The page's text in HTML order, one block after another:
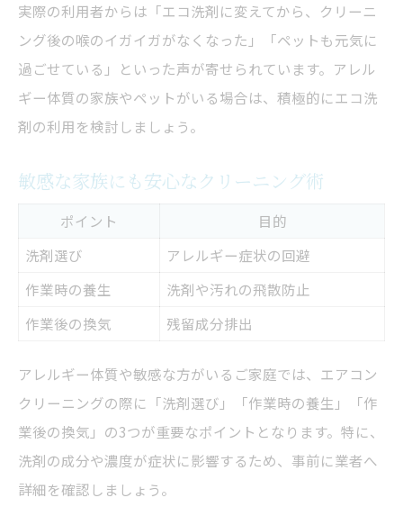
実際の利用者からは「エコ洗剤に変えてから、クリーニ
ング後の喉のイガイガがなくなった」「ペットも元気に
過ごせている」といった声が寄せられています。アレル
ギー体質の家族やペットがいる場合は、積極的にエコ洗
剤の利用を検討しましょう。
敏感な家族にも安心なクリーニング術
ポイント
目的
洗剤選び
アレルギー症状の回避
作業時の養生
洗剤や汚れの飛散防止
作業後の換気
残留成分排出
アレルギー体質や敏感な方がいるご家庭では、エアコン
クリーニングの際に「洗剤選び」「作業時の養生」「作
業後の換気」の3つが重要なポイントとなります。特に、
洗剤の成分や濃度が症状に影響するため、事前に業者へ
詳細を確認しましょう。